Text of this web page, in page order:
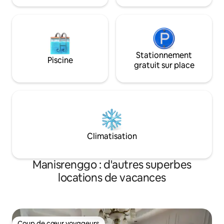
et eau potable Piscine privée Projecteur
Piscine
Stationnement
gratuit sur place
Climatisation
Manisrenggo : d'autres superbes
locations de vacances